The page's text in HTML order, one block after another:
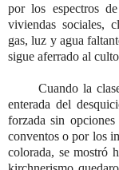
por los espectros de
viviendas sociales,
gas, luz y agua
sigue aferrado al
Cuando la
enterada del
forzada sin
conventos o por los
colorada, se mostró